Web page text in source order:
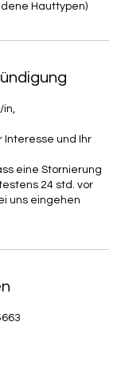
Hauttypen)
in,
Interesse und Ihr
eine Stornierung
24 std. vor
uns eingehen